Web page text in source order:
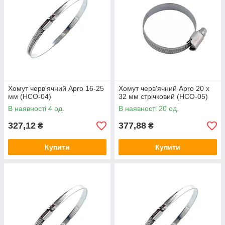
Хомут черв'ячний Apro 16-25
мм (HCО-04)
В наявності 4 од.
327,12 ₴
Купити
Хомут черв'ячний Apro 20 x
32 мм стрічковий (HCО-05)
В наявності 20 од.
377,88 ₴
Купити